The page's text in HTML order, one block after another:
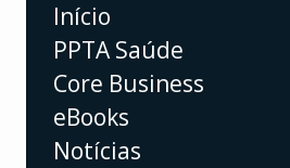
Início
PPTA Saúde
Core Business
eBooks
Notícias